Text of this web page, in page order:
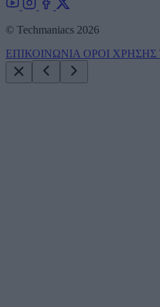
© Techmaniacs 2026
ΕΠΙΚΟΙΝΩΝΙΑ ΟΡΟΙ ΧΡΗΣΗΣ